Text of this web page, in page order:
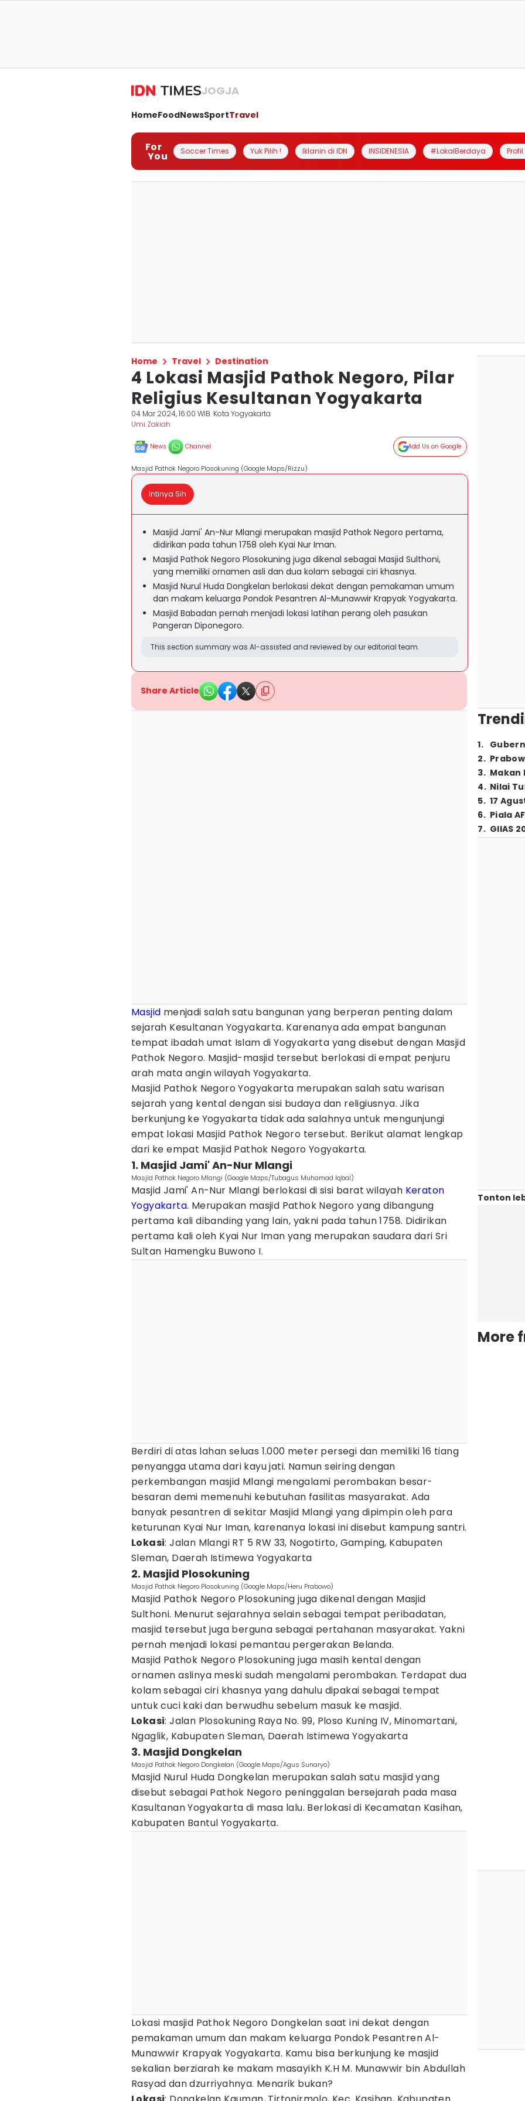
JOGJA
HomeFoodNewsSportTravel
For
You Soccer Times Yuk Pilih ! Iklanin di IDN INSIDENESIA #LokalBerdaya
Home Travel Destination
4 Lokasi Masjid Pathok Negoro, Pilar
Religius Kesultanan Yogyakarta
04 Mar 2024, 16:00 WIB Kota Yogyakarta
Umi Zakiah
News Channel Add Us on Google
Masjid Pathok Negoro Plosokuning (Google Maps/Rizzu)
Intinya Sih
Masjid Jami' An-Nur Mlangi merupakan masjid Pathok Negoro pertama,
didirikan pada tahun 1758 oleh Kyai Nur Iman.
Masjid Pathok Negoro Plosokuning juga dikenal sebagai Masjid Sulthoni,
yang memiliki ornamen asli dan dua kolam sebagai ciri khasnya.
Masjid Nurul Huda Dongkelan berlokasi dekat dengan pemakaman umum
dan makam keluarga Pondok Pesantren Al-Munawwir Krapyak Yogyakarta.
Masjid Babadan pernah menjadi lokasi latihan perang oleh pasukan
Pangeran Diponegoro.
This section summary was AI-assisted and reviewed by our editorial team.
Share Article
Masjid menjadi salah satu bangunan yang berperan penting dalam
sejarah Kesultanan Yogyakarta. Karenanya ada empat bangunan
tempat ibadah umat Islam di Yogyakarta yang disebut dengan Masjid
Pathok Negoro. Masjid-masjid tersebut berlokasi di empat penjuru
arah mata angin wilayah Yogyakarta.
Masjid Pathok Negoro Yogyakarta merupakan salah satu warisan
sejarah yang kental dengan sisi budaya dan religiusnya. Jika
berkunjung ke Yogyakarta tidak ada salahnya untuk mengunjungi
empat lokasi Masjid Pathok Negoro tersebut. Berikut alamat lengkap
dari ke empat Masjid Pathok Negoro Yogyakarta.
1. Masjid Jami' An-Nur Mlangi
Masjid Pathok Negoro Mlangi (Google Maps/Tubagus Muhamad Iqbal)
Masjid Jami' An-Nur Mlangi berlokasi di sisi barat wilayah Keraton
Yogyakarta. Merupakan masjid Pathok Negoro yang dibangung
pertama kali dibanding yang lain, yakni pada tahun 1758. Didirikan
pertama kali oleh Kyai Nur Iman yang merupakan saudara dari Sri
Sultan Hamengku Buwono I.
Berdiri di atas lahan seluas 1.000 meter persegi dan memiliki 16 tiang
penyangga utama dari kayu jati. Namun seiring dengan
perkembangan masjid Mlangi mengalami perombakan besar-
besaran demi memenuhi kebutuhan fasilitas masyarakat. Ada
banyak pesantren di sekitar Masjid Mlangi yang dipimpin oleh para
keturunan Kyai Nur Iman, karenanya lokasi ini disebut kampung santri.
Lokasi: Jalan Mlangi RT 5 RW 33, Nogotirto, Gamping, Kabupaten
Sleman, Daerah Istimewa Yogyakarta
2. Masjid Plosokuning
Masjid Pathok Negoro Plosokuning (Google Maps/Heru Prabowo)
Masjid Pathok Negoro Plosokuning juga dikenal dengan Masjid
Sulthoni. Menurut sejarahnya selain sebagai tempat peribadatan,
masjid tersebut juga berguna sebagai pertahanan masyarakat. Yakni
pernah menjadi lokasi pemantau pergerakan Belanda.
Masjid Pathok Negoro Plosokuning juga masih kental dengan
ornamen aslinya meski sudah mengalami perombakan. Terdapat dua
kolam sebagai ciri khasnya yang dahulu dipakai sebagai tempat
untuk cuci kaki dan berwudhu sebelum masuk ke masjid.
Lokasi: Jalan Plosokuning Raya No. 99, Ploso Kuning IV, Minomartani,
Ngaglik, Kabupaten Sleman, Daerah Istimewa Yogyakarta
3. Masjid Dongkelan
Masjid Pathok Negoro Dongkelan (Google Maps/Agus Sunaryo)
Masjid Nurul Huda Dongkelan merupakan salah satu masjid yang
disebut sebagai Pathok Negoro peninggalan bersejarah pada masa
Kasultanan Yogyakarta di masa lalu. Berlokasi di Kecamatan Kasihan,
Kabupaten Bantul Yogyakarta.
Lokasi masjid Pathok Negoro Dongkelan saat ini dekat dengan
pemakaman umum dan makam keluarga Pondok Pesantren Al-
Munawwir Krapyak Yogyakarta. Kamu bisa berkunjung ke masjid
sekalian berziarah ke makam masayikh K.H M. Munawwir bin Abdullah
Rasyad dan dzurriyahnya. Menarik bukan?
1.
2.
3. Makan
4. Nilai
5. 17
6. Piala
7. GIIAS
Tonton
More